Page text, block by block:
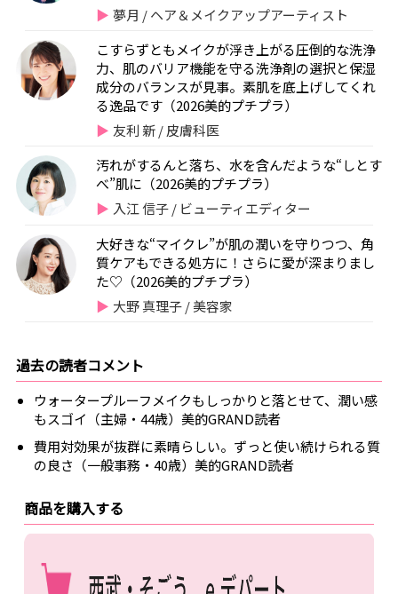
夢月 / ヘア＆メイクアップアーティスト
こすらずともメイクが浮き上がる圧倒的な洗浄
力、肌のバリア機能を守る洗浄剤の選択と保湿
成分のバランスが見事。素肌を底上げしてくれ
る逸品です（2026美的プチプラ）
友利 新 / 皮膚科医
汚れがするんと落ち、水を含んだような“しとす
べ”肌に（2026美的プチプラ）
入江 信子 / ビューティエディター
大好きな“マイクレ”が肌の潤いを守りつつ、角
質ケアもできる処方に！さらに愛が深まりまし
た♡（2026美的プチプラ）
大野 真理子 / 美容家
過去の読者コメント
ウォータープルーフメイクもしっかりと落とせて、潤い感
もスゴイ（主婦・44歳）美的GRAND読者
費用対効果が抜群に素晴らしい。ずっと使い続けられる質
の良さ（一般事務・40歳）美的GRAND読者
商品を購入する